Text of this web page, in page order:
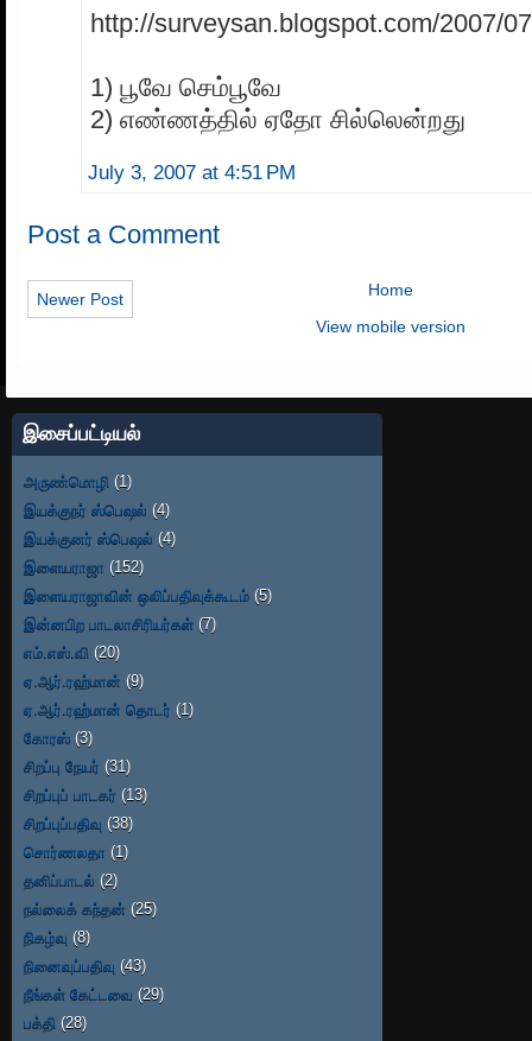
http://surveysan.blogspot.com/2007/
1) பூவே செம்பூவே
2) எண்ணத்தில் ஏதோ சில்லென்றது
July 3, 2007 at 4:51 PM
Post a Comment
Newer Post
Home
View mobile version
இசைப்பட்டியல்
அருண்மொழி (1)
இயக்குநர் ஸ்பெஷல் (4)
இயக்குனர் ஸ்பெஷல் (4)
இளையராஜா (152)
இளையராஜாவின் ஒலிப்பதிவுக்கூடம் (5)
இன்னபிற பாடலாசிரியர்கள் (7)
எம்.எஸ்.வி (20)
ஏ.ஆர்.ரஹ்மான் (9)
ஏ.ஆர்.ரஹ்மான் தொடர் (1)
கோரஸ் (3)
சிறப்பு நேயர் (31)
சிறப்புப் பாடகர் (13)
சிறப்புப்பதிவு (38)
சொர்ணலதா (1)
தனிப்பாடல் (2)
நல்லைக் கந்தன் (25)
நிகழ்வு (8)
நினைவுப்பதிவு (43)
நீங்கள் கேட்டவை (29)
பக்தி (28)